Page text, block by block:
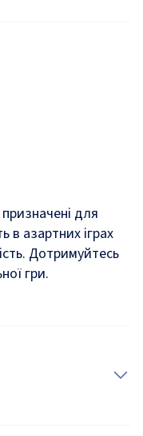
для
в азартних іграх
Дотримуйтесь
гри.